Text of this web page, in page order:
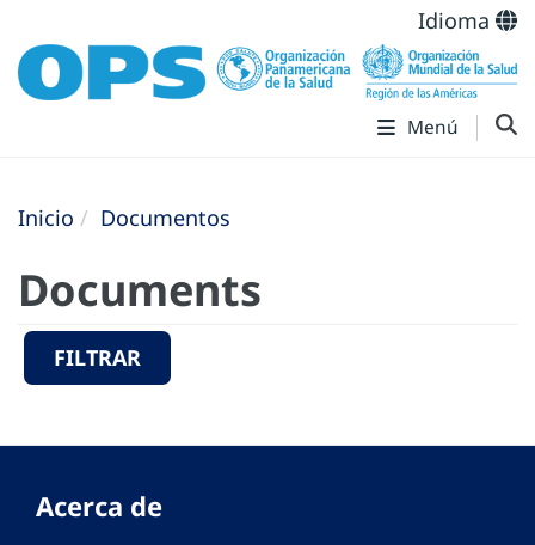
Idioma
Menú
Inicio Documentos
Documents
FILTRAR
Acerca de